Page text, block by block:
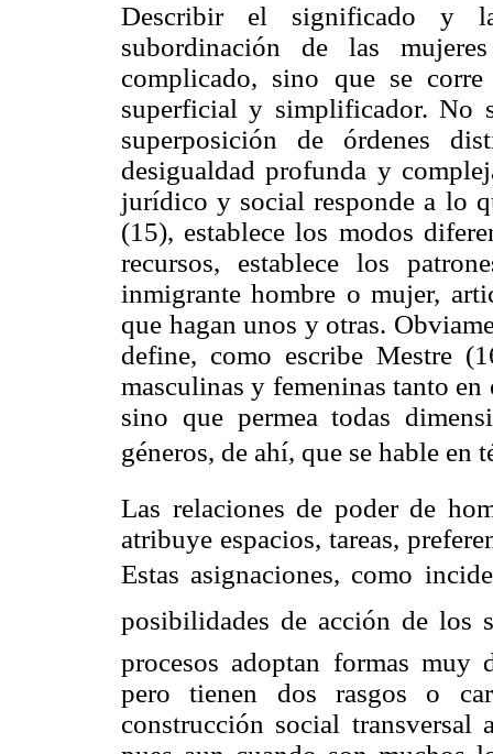
Describir el significado y
subordinación de las
complicado, sino que se
superficial y simplificador. No
superposición de órdenes
desigualdad profunda y
jurídico y social responde a lo
(15), establece los modos
recursos, establece los
inmigrante hombre o mujer,
que hagan unos y otras.
define, como escribe Mestre
masculinas y femeninas tanto
sino que permea todas
géneros, de ahí, que se hable en
Las relaciones de poder de
atribuye espacios, tareas,
Estas asignaciones, como
posibilidades de acción de los
procesos adoptan formas muy
pero tienen dos rasgos o
construcción social transversal